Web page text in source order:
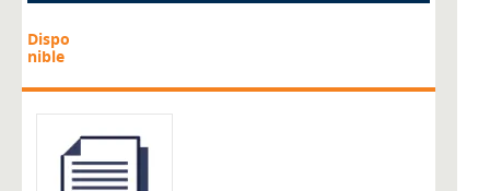
Dispo
nible